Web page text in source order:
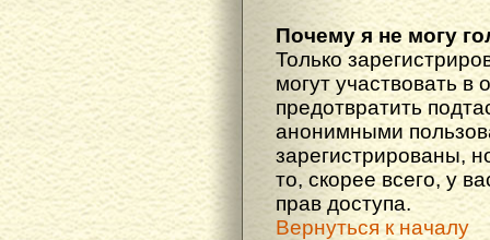
Почему я не могу
Только
могут участвовать в
предотвратить
анонимными
зарегистрированы,
то, скорее всего, у
прав доступа.
Вернуться к началу